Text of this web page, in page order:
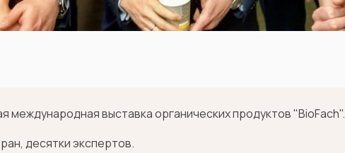
выставка органических продуктов "BioFach".
десятки экспертов.